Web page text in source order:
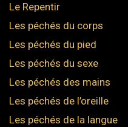
Le Repentir
Les péchés du corps
Les péchés du pied
Les péchés du sexe
Les péchés des mains
Les péchés de l’oreille
Les péchés de la langue